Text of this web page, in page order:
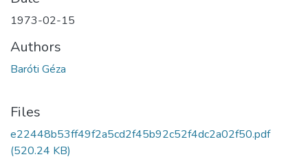
1973-02-15
Authors
Baróti Géza
Files
e22448b53ff49f2a5cd2f45b92c52f4dc2a02f50.pdf
(520.24 KB)